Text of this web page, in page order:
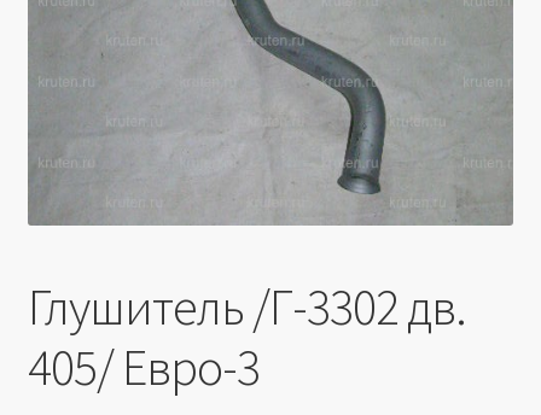
Глушитель /Г-3302 дв.
405/ Евро-3